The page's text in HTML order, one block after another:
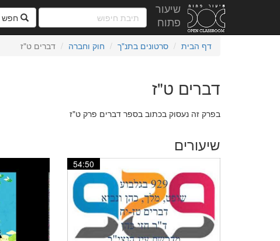
שיעור
פתוח
חפש
דף הבית סרטונים בתנ"ך חוק וחברה דברים ט"ז
דברים ט"ז
בפרק זה נעסוק בכתוב בספר דברים פרק ט"ז
שיעורים
54:50